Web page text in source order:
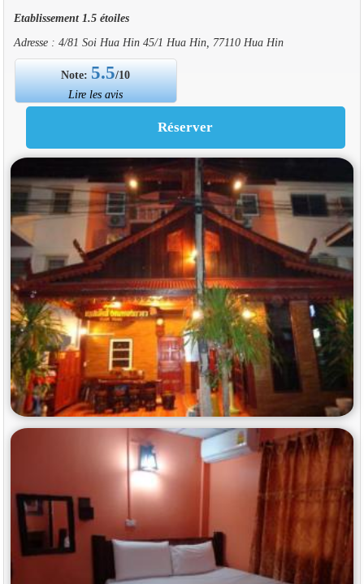
Etablissement 1.5 étoiles
Adresse : 4/81 Soi Hua Hin 45/1 Hua Hin, 77110 Hua Hin
Note:5.5/10
Lire les avis